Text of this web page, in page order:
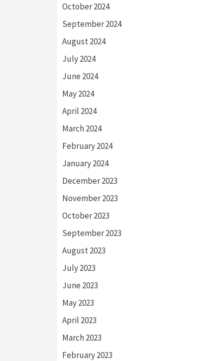
October 2024
September 2024
August 2024
July 2024
June 2024
May 2024
April 2024
March 2024
February 2024
January 2024
December 2023
November 2023
October 2023
September 2023
August 2023
July 2023
June 2023
May 2023
April 2023
March 2023
February 2023